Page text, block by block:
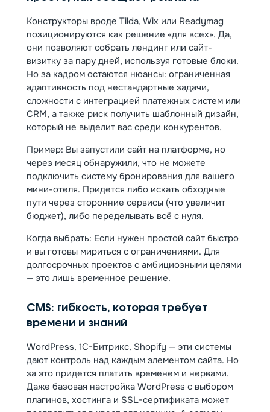
Конструкторы вроде Tilda, Wix или Readymag
позиционируются как решение «для всех». Да,
они позволяют собрать лендинг или сайт-
визитку за пару дней, используя готовые блоки.
Но за кадром остаются нюансы: ограниченная
адаптивность под нестандартные задачи,
сложности с интеграцией платежных систем или
CRM, а также риск получить шаблонный дизайн,
который не выделит вас среди конкурентов.
Пример: Вы запустили сайт на платформе, но
через месяц обнаружили, что не можете
подключить систему бронирования для вашего
мини-отеля. Придется либо искать обходные
пути через сторонние сервисы (что увеличит
бюджет), либо переделывать всё с нуля.
Когда выбрать: Если нужен простой сайт быстро
и вы готовы мириться с ограничениями. Для
долгосрочных проектов с амбициозными целями
— это лишь временное решение.
CMS: гибкость, которая требует
времени и знаний
WordPress, 1С-Битрикс, Shopify — эти системы
дают контроль над каждым элементом сайта. Но
за это придется платить временем и нервами.
Даже базовая настройка WordPress с выбором
плагинов, хостинга и SSL-сертификата может